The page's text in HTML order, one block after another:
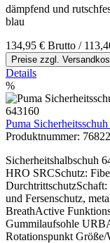
dämpfend und
blau
134,95 € Brutto /
Preise zzgl.
Details
%
Puma
Produktnummer:
Sicherheitshalbschuh
HRO SRCSchutz:
und Fersenschutz,
BreathActive
Gummilaufsohle
Rotationspunkt Größe/